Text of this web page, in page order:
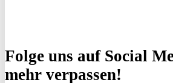
Folge uns auf Social
mehr verpassen!